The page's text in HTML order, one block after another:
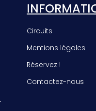
Circuits
Mentions légales
Réservez !
Contactez-nous